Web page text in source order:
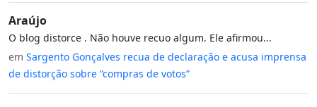
Araújo
O blog distorce . Não houve recuo algum. Ele afirmou...
em Sargento Gonçalves recua de declaração e acusa imprensa
de distorção sobre “compras de votos”